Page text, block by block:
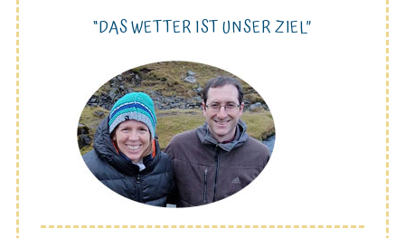
“DAS WETTER IST UNSER ZIEL”